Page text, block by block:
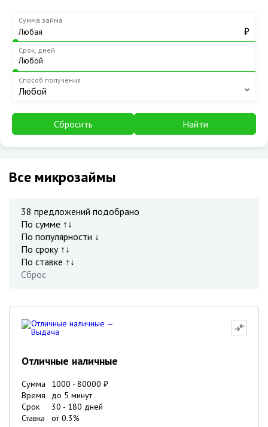
Сумма займа
₽
Срок, дней
Способ получения
Любой
Сбросить Найти
Все микрозаймы
38 предложений подобрано
По сумме ↑↓
По популярности ↓
По сроку ↑↓
По ставке ↑↓
Сброс
Отличные наличные
Сумма 1000 - 80000 ₽
Время
до 5 минут
Срок
30 - 180 дней
Ставка
от0.3%